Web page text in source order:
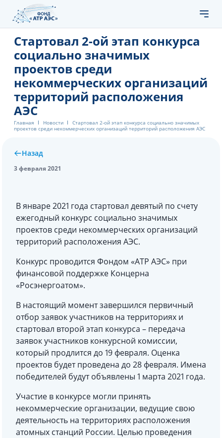
Стартовал 2-ой этап конкурса
социально значимых
проектов среди
некоммерческих организаций
территорий расположения
АЭС
Главная Новости
Стартовал 2-ой этап конкурса социально значимых
проектов среди некоммерческих организаций территорий расположения АЭС
Назад
3 февраля 2021
В январе 2021 года стартовал девятый по счету
ежегодный конкурс социально значимых
проектов среди некоммерческих организаций
территорий расположения АЭС.
Конкурс проводится Фондом «АТР АЭС» при
финансовой поддержке Концерна
«Росэнергоатом».
В настоящий момент завершился первичный
отбор заявок участников на территориях и
стартовал второй этап конкурса – передача
заявок участников конкурсной комиссии,
который продлится до 19 февраля. Оценка
проектов будет проведена до 28 февраля. Имена
победителей будут объявлены 1 марта 2021 года.
Участие в конкурсе могли принять
некоммерческие организации, ведущие свою
деятельность на территориях расположения
атомных станций России. Целью проведения